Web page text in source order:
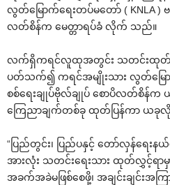
လွတ်‌မြောက်‌ရေးတပ်မ‌တော် ( KNLA )
လတ်စိန်က ‌မေတ္တာရပ်ခံ လိုက် သည်။
လက်ရှိကရင်လူထုအတွင်း သတင်းထုတ်လွှ
ပတ်သက်၍ ကရင်အမျိုးသား လွတ်‌မြော
စစ်‌ရေးချုပ်ဗိုလ်ချုပ် ‌စောပိလတ်စိန်က
ကြေညာချက်တစ်ခု ထုတ်ပြန်ကာ ယခုလို
“ပြည်တွင်း၊ ပြည်ပနှင့် ‌တော်လှန်‌ရေးန
အားလုံး သတင်း‌ရေးသား ထုတ်လွှင့်ရ
အခက်အခဲမဖြစ်‌စေဖို့၊ အချင်းချင်းအက